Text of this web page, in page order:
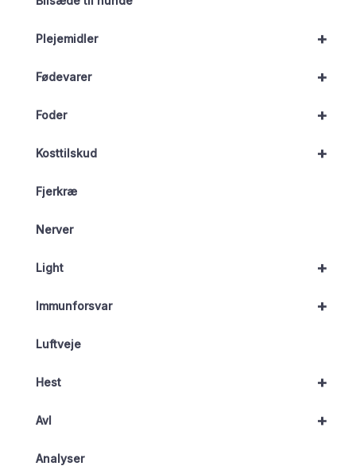
+
Plejemidler
+
Fødevarer
+
Foder
+
Kosttilskud
Fjerkræ
Nerver
+
Light
+
Immunforsvar
Luftveje
+
Hest
+
Avl
Analyser